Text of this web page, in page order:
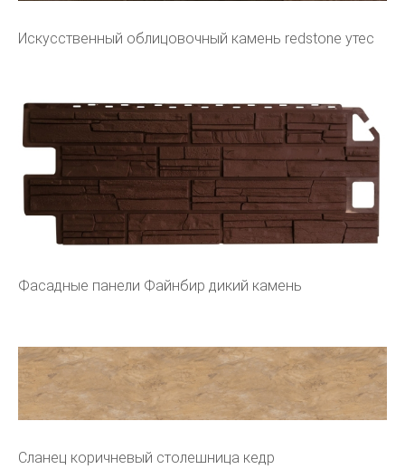
Искусственный облицовочный камень redstone утес
Фасадные панели Файнбир дикий камень
Сланец коричневый столешница кедр